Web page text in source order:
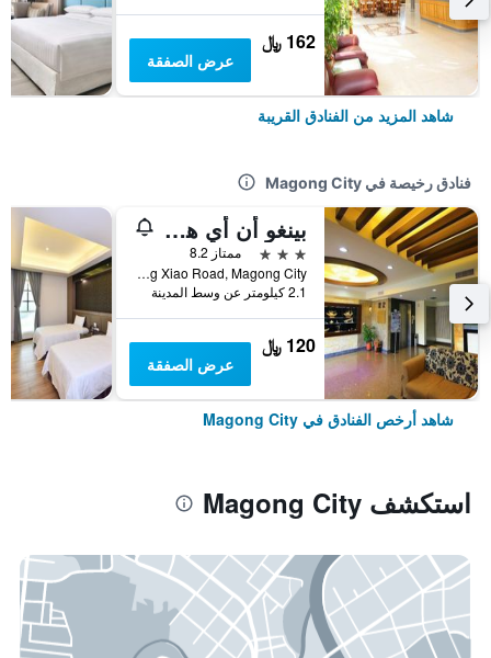
162 ﷼
عرض الصفقة
شاهد المزيد من الفنادق القريبة
فنادق رخيصة في Magong City
بينغو أن أي هوتل
3 نجوم
ممتاز 8.2
No. 105, Zhong Xiao Road, Magong City, تايوان
2.1 كيلومتر عن وسط المدينة
120 ﷼
عرض الصفقة
شاهد أرخص الفنادق في Magong City
استكشف Magong City